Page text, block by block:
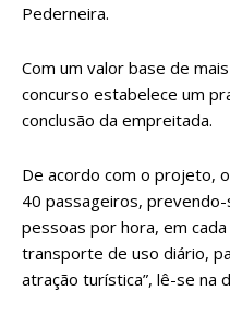
Pederneira.
Com um valor base de
concurso estabelece um
conclusão da empreitada.
De acordo com o projeto,
40 passageiros,
pessoas por hora, em
transporte de uso diário,
atração turística”, lê-se na